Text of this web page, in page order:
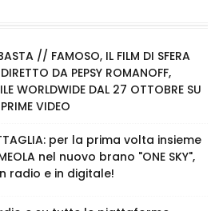
// FAMOSO, IL FILM DI SFERA
DA PEPSY ROMANOFF,
WORLDWIDE DAL 27 OTTOBRE SU
VIDEO
per la prima volta insieme
nel nuovo brano "ONE SKY",
radio e in digitale!